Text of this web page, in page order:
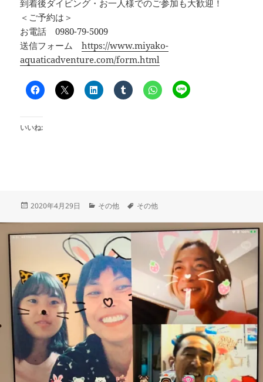
到着後ダイビング・お一人様でのご参加も大歓迎！
＜ご予約は＞
お電話 0980-79-5009
送信フォームhttps://www.miyako-
aquaticadventure.com/form.html
いいね:
投
2020年4月29日
カ
ー
その他
タ
その他